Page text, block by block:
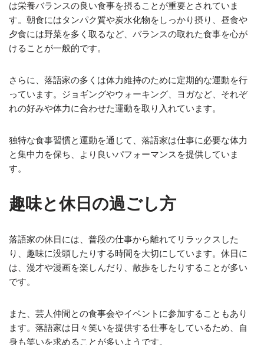
は栄養バランスの良い食事を摂ることが重要とされていま
す。朝食にはタンパク質や炭水化物をしっかり摂り、昼食や
夕食には野菜を多く取るなど、バランスの取れた食事を心が
けることが一般的です。
さらに、落語家の多くは体力維持のために定期的な運動を行
っています。ジョギングやウォーキング、ヨガなど、それぞ
れの好みや体力に合わせた運動を取り入れています。
独特な食事習慣と運動を通じて、落語家は仕事に必要な体力
と集中力を保ち、より良いパフォーマンスを提供していま
す。
趣味と休日の過ごし方
落語家の休日には、普段の仕事から離れてリラックスした
り、趣味に没頭したりする時間を大切にしています。休日に
は、漫才や漫画を楽しんだり、散歩をしたりすることが多い
です。
また、芸人仲間との食事会やイベントに参加することもあり
ます。落語家は日々笑いを提供する仕事をしているため、自
身も笑いを求めることが多いようです。